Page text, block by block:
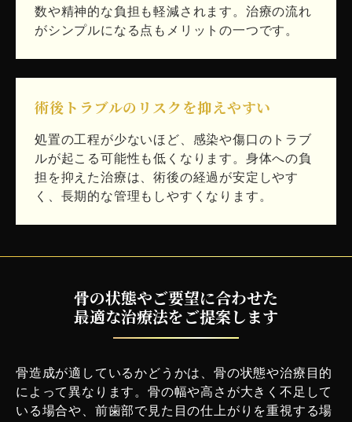
数や精神的な負担も軽減されます。治療の流れ
がシンプルになる点もメリットの一つです。
術後トラブルのリスクを抑えやすい
処置の工程が少ないほど、感染や傷口のトラブ
ルが起こる可能性も低くなります。身体への負
担を抑えた治療は、術後の経過が安定しやす
く、長期的な管理もしやすくなります。
骨の状態やご要望に合わせた
最適な治療法をご提案します
骨造成が適しているかどうかは、骨の状態や治療目的
によって異なります。骨の幅や高さが大きく不足して
いる場合や、前歯部で見た目の仕上がりを重視する場